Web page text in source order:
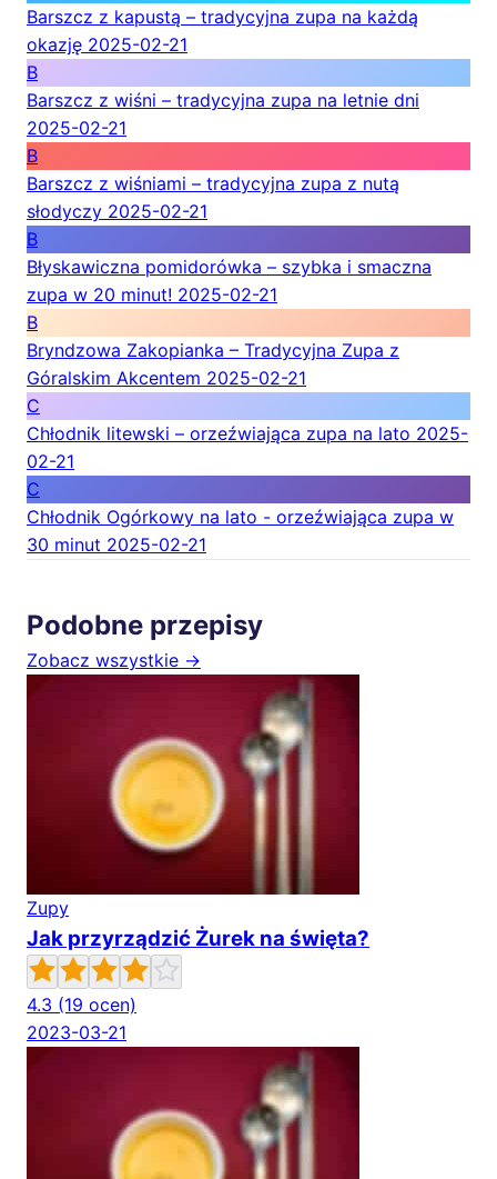
Barszcz z kapustą – tradycyjna zupa na każdą
okazję 2025-02-21
B
Barszcz z wiśni – tradycyjna zupa na letnie dni
2025-02-21
B
Barszcz z wiśniami – tradycyjna zupa z nutą
słodyczy 2025-02-21
B
Błyskawiczna pomidorówka – szybka i smaczna
zupa w 20 minut! 2025-02-21
B
Bryndzowa Zakopianka – Tradycyjna Zupa z
Góralskim Akcentem 2025-02-21
C
Chłodnik litewski – orzeźwiająca zupa na lato 2025-
02-21
C
Chłodnik Ogórkowy na lato - orzeźwiająca zupa w
30 minut 2025-02-21
Podobne przepisy
Zobacz wszystkie →
Zupy
Jak przyrządzić Żurek na święta?
4.3 (19 ocen)
2023-03-21